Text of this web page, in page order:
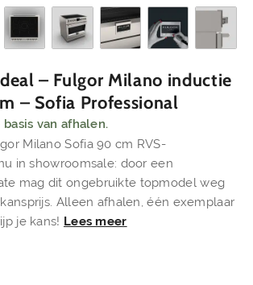
– Fulgor Milano inductie
– Sofia Professional
van afhalen.
Milano Sofia 90 cm RVS-
in showroomsale: door een
mag dit ongebruikte topmodel weg
Alleen afhalen, één exemplaar
je kans! Lees meer